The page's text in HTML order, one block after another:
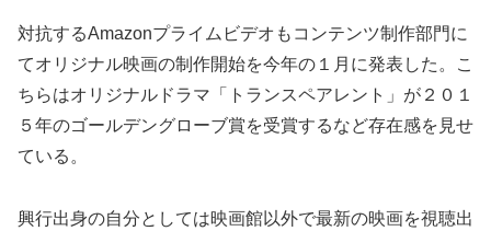
対抗するAmazonプライムビデオもコンテンツ制作部門に
てオリジナル映画の制作開始を今年の１月に発表した。こ
ちらはオリジナルドラマ「トランスペアレント」が２０１
５年のゴールデングローブ賞を受賞するなど存在感を見せ
ている。
興行出身の自分としては映画館以外で最新の映画を視聴出